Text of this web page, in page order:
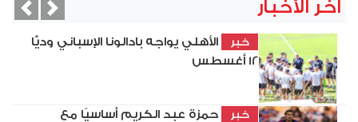
آخر الأخبار
خبر
الأهلي يواجه بادالونا الإسباني وديًّا
12 أغسطس
خبر
حمزة عبد الكريم أساسيًا مع
Next